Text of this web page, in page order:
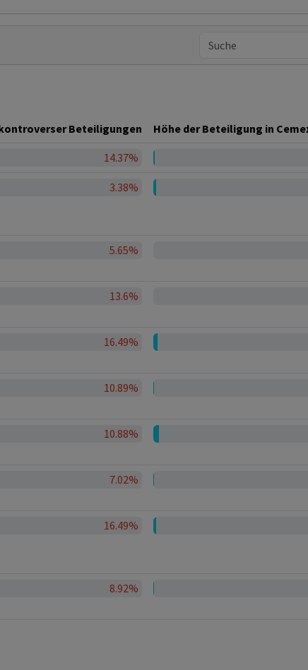
Beteiligungen Höhe der Beteiligung in
14.37%
3.38%
5.65%
13.6%
16.49%
10.89%
10.88%
7.02%
16.49%
8.92%